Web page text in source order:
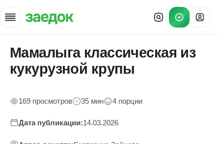
Главная
»
Рецепты
Мамалыга классическая из
кукурузной крупы
169 просмотров 35 мин 4 порции
Дата публикации:14.03.2026